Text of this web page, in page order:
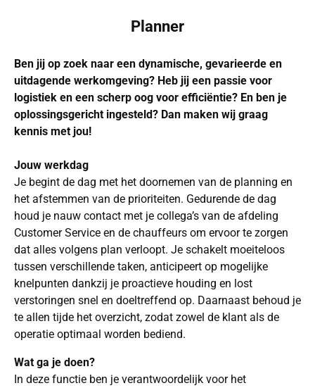
Planner
Ben jij op zoek naar een dynamische, gevarieerde en
uitdagende werkomgeving? Heb jij een passie voor
logistiek en een scherp oog voor efficiëntie? En ben je
oplossingsgericht ingesteld? Dan maken wij graag
kennis met jou!
Jouw werkdag
Je begint de dag met het doornemen van de planning en
het afstemmen van de prioriteiten. Gedurende de dag
houd je nauw contact met je collega’s van de afdeling
Customer Service en de chauffeurs om ervoor te zorgen
dat alles volgens plan verloopt. Je schakelt moeiteloos
tussen verschillende taken, anticipeert op mogelijke
knelpunten dankzij je proactieve houding en lost
verstoringen snel en doeltreffend op. Daarnaast behoud je
te allen tijde het overzicht, zodat zowel de klant als de
operatie optimaal worden bediend.
Wat ga je doen?
In deze functie ben je verantwoordelijk voor het